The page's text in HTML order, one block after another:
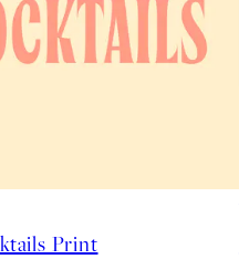
Print